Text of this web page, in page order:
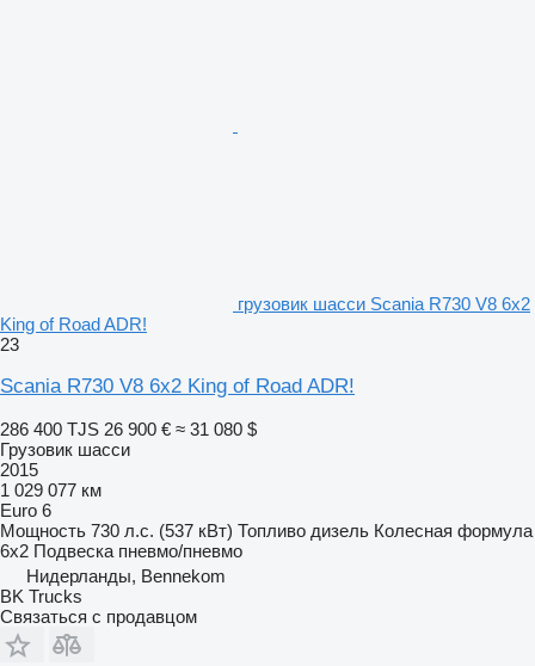
грузовик шасси Scania R730 V8 6x2
King of Road ADR!
23
Scania R730 V8 6x2 King of Road ADR!
286 400 TJS 26 900 € ≈ 31 080 $
Грузовик шасси
2015
1 029 077 км
Euro 6
Мощность 730 л.с. (537 кВт) Топливо дизель Колесная формула
6x2 Подвеска пневмо/пневмо
Нидерланды, Bennekom
BK Trucks
Связаться с продавцом